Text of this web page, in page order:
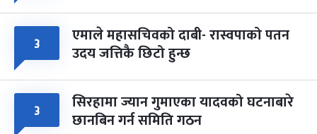
३ एमाले महासचिवको दाबी- रास्वपाको पतन
उदय जत्तिकै छिटो हुन्छ
३ सिरहामा ज्यान गुमाएका यादवको घटनाबारे
छानबिन गर्न समिति गठन